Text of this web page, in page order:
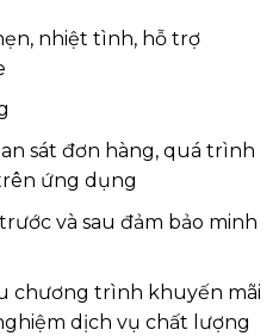
nhiệt tình, hỗ trợ
sát đơn hàng, quá trình
ứng dụng
và sau đảm bảo minh
chương trình khuyến mãi
dịch vụ chất lượng